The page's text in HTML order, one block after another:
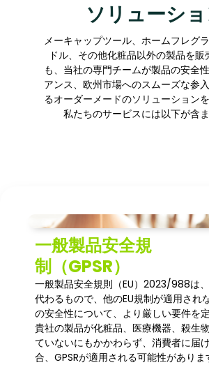
ソリューシ
メーキャップツール、ホームフレグ
ドル、その他化粧品以外の製品を
も、当社の専門チームが製品の安全
アンス、欧州市場へのスムーズな参
るオーダーメードのソリューションを
私たちのサービスには以下が含
一般製品安全規
制（GPSR）
一般製品安全規則（EU）2023/988は
代わるもので、他のEU規制が適用され
の安全性について、より厳しい要件を
貴社の製品が化粧品、医療機器、殺生
ていないにもかかわらず、消費者に届
合、GPSRが適用される可能性がありま